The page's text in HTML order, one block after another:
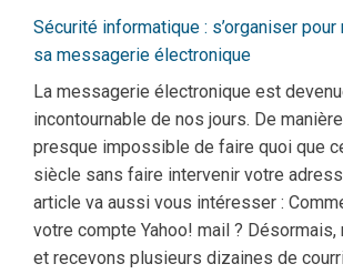
Sécurité informatique : s’organiser
sa messagerie électronique
La messagerie électronique est
incontournable de nos jours. De
presque impossible de faire quoi que
siècle sans faire intervenir votre
article va aussi vous intéresser :
votre compte Yahoo! mail ? Désormais,
et recevons plusieurs dizaines de